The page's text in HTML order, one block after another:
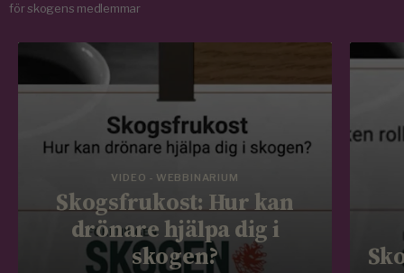
för skogens medlemmar
VIDEO - WEBBINARIUM
Skogsfrukost: Hur kan
drönare hjälpa dig i
skogen?